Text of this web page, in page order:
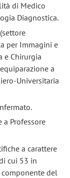
di Medico
Diagnostica.
per Immagini e
e Chirurgia
a
Universitaria
Professore
a carattere
cui 53 in
del